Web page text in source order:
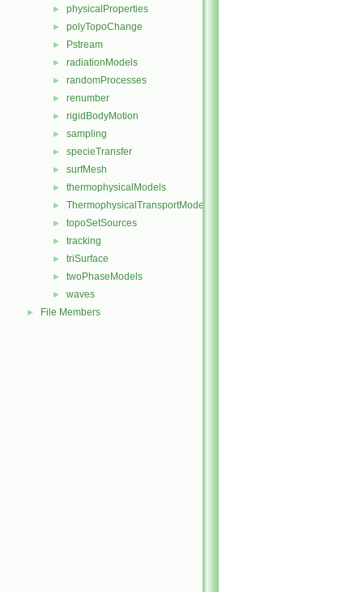
► physicalProperties
► polyTopoChange
► Pstream
► radiationModels
► randomProcesses
► renumber
► rigidBodyMotion
► sampling
► specieTransfer
► surfMesh
► thermophysicalModels
► ThermophysicalTransportModels
► topoSetSources
► tracking
► triSurface
► twoPhaseModels
► waves
► File Members